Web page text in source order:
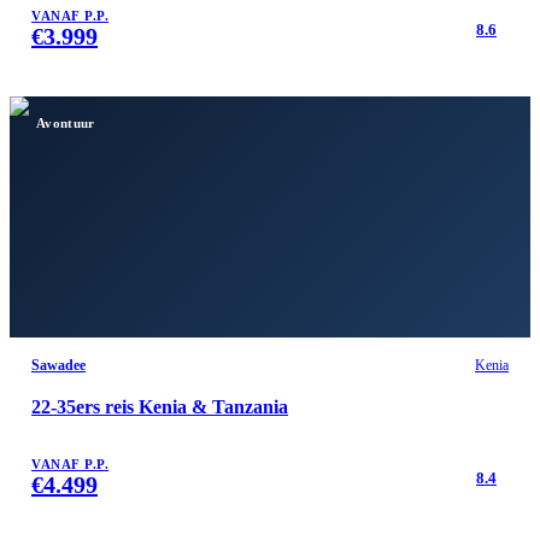
VANAF P.P.
€3.999 8.6
Avontuur
Sawadee Kenia
22-35ers reis Kenia & Tanzania
VANAF P.P.
€4.499 8.4